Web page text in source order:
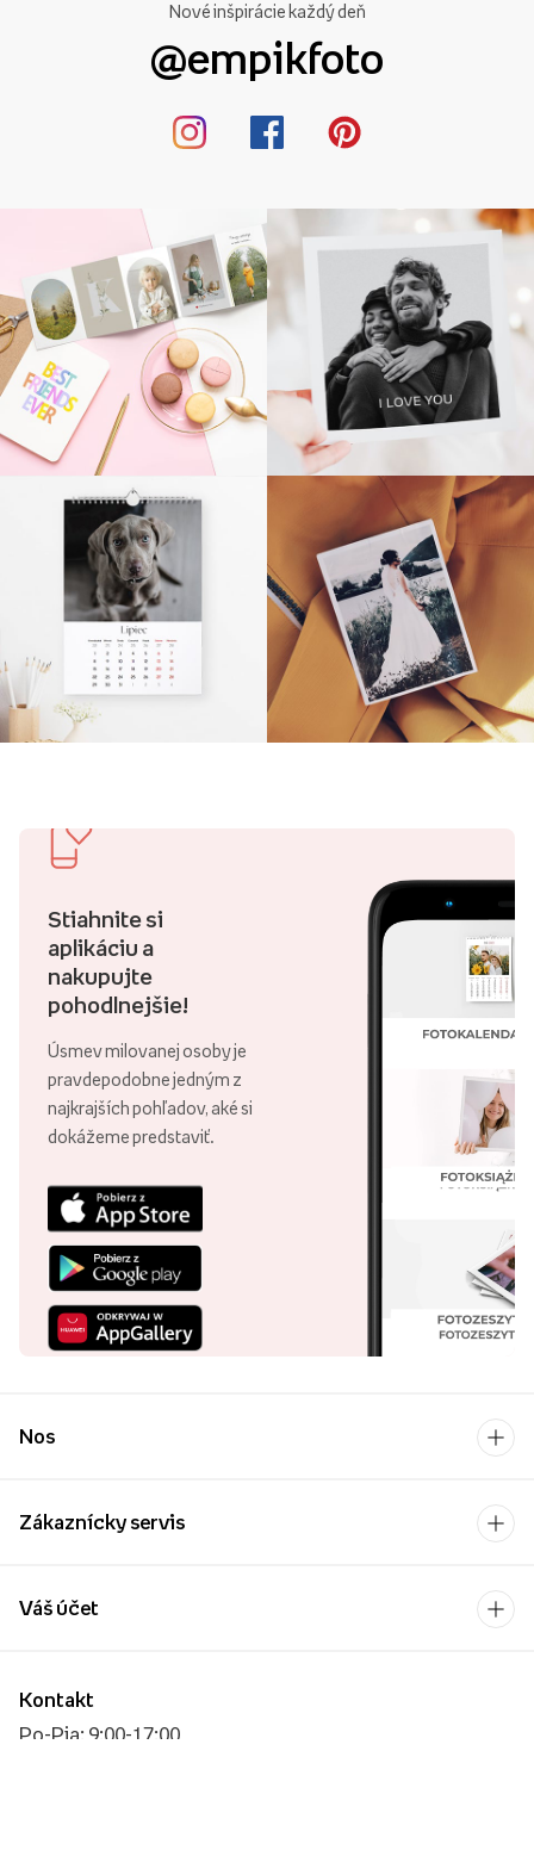
Nové inšpirácie každý deň
@empikfoto
Stiahnite si
aplikáciu a
nakupujte
pohodlnejšie!
Úsmev milovanej osoby je
pravdepodobne jedným z
najkrajších pohľadov, aké si
dokážeme predstaviť.
Nos
Zákaznícky servis
Kontakt
Po-Pia: 9:00-17:00
Váš účet